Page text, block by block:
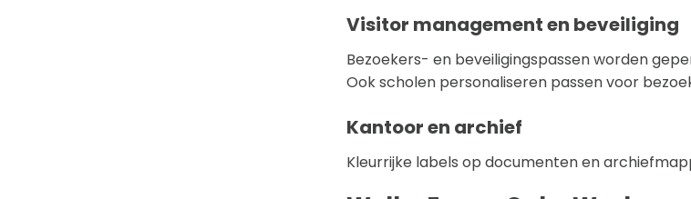
Visitor management en beveiliging
Bezoekers- en beveiligingspassen worden
Ook scholen personaliseren passen voor
Kantoor en archief
Kleurrijke labels op documenten en